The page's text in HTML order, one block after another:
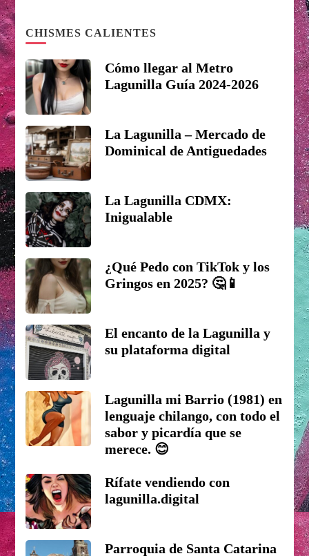
CHISMES CALIENTES
Cómo llegar al Metro
Lagunilla Guía 2024-2026
La Lagunilla – Mercado de
Dominical de Antiguedades
La Lagunilla CDMX:
Inigualable
¿Qué Pedo con TikTok y los
Gringos en 2025? 🤔📱
El encanto de la Lagunilla y
su plataforma digital
Lagunilla mi Barrio (1981) en
lenguaje chilango, con todo el
sabor y picardía que se
merece. 😊
Rífate vendiendo con
lagunilla.digital
Parroquia de Santa Catarina